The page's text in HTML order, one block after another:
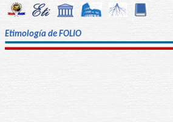
Etimología de FOLIO